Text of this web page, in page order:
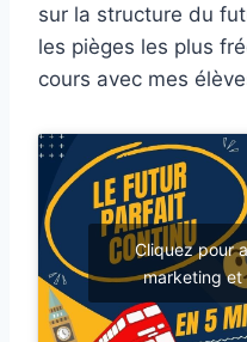
sur la structure du
les pièges les plus
cours avec mes
Cliquez pour
marketing et